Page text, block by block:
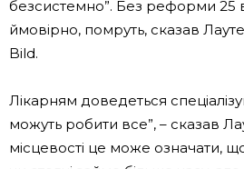
безсистемно”. Без реформи 25
ймовірно, помруть, сказав
Bild.
Лікарням доведеться
можуть робити все”, – сказав
місцевості це може означати,